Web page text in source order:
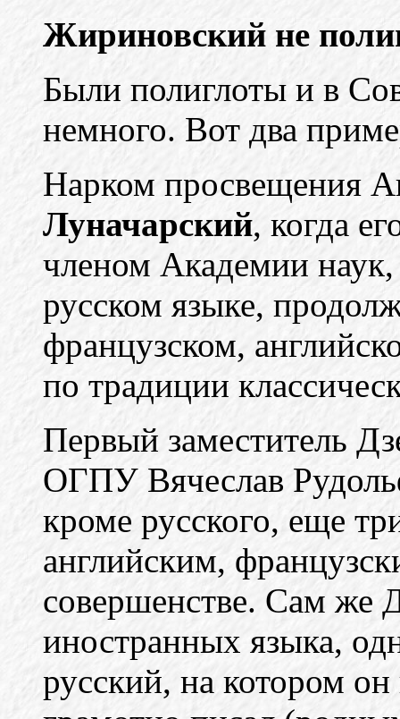
Жириновский не
Были полиглоты и в
немного. Вот два
Нарком просвещения
Луначарский, когда
членом Академии наук,
русском языке,
французском,
по традиции
Первый заместитель
ОГПУ Вячеслав
кроме русского, еще
английским,
совершенстве. Сам же
иностранных языка,
русский, на котором он